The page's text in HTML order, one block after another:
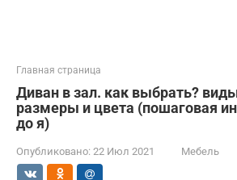
Главная страница
Диван в зал. как выбрать?
размеры и цвета (пошаговая
до я)
Опубликовано: 22 Июл 2021 Мебель